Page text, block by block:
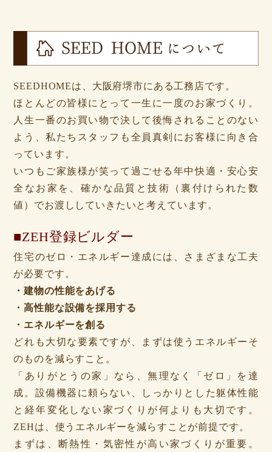
SEEDHOMEは、大阪府堺市にある工務店です。
ほとんどの皆様にとって一生に一度のお家づくり。
人生一番のお買い物で決して後悔されることのない
よう、私たちスタッフも全員真剣にお客様に向き合
っています。
いつもご家族様が笑って過ごせる年中快適・安心安
全なお家を、確かな品質と技術（裏付けられた数
値）でお渡ししていきたいと考えています。
■ZEH登録ビルダー
住宅のゼロ・エネルギー達成には、さまざまな工夫
が必要です。
・建物の性能をあげる
・高性能な設備を採用する
・エネルギーを創る
どれも大切な要素ですが、まずは使うエネルギーそ
のものを減らすこと。
「ありがとうの家」なら、無理なく「ゼロ」を達
成。設備機器に頼らない、しっかりとした躯体性能
と経年変化しない家づくりが何よりも大切です。
ZEHは、使うエネルギーを減らすことが前提です。
まずは、断熱性・気密性が高い家づくりが重要。